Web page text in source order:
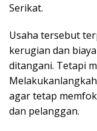
Serikat.
Usaha tersebut
kerugian dan
ditangani. Tetapi
agar tetap
dan pelanggan.